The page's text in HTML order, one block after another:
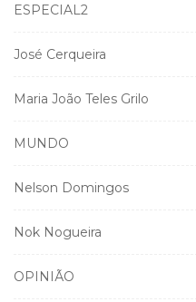
ESPECIAL2
José Cerqueira
Maria João Teles Grilo
MUNDO
Nelson Domingos
Nok Nogueira
OPINIÃO